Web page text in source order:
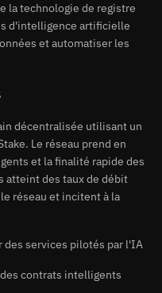
la technologie de registre
d'intelligence artificielle
et automatiser les
décentralisée utilisant un
Le réseau prend en
et la finalité rapide des
atteint des taux de débit
réseau et incitent à la
des services pilotés par l'IA
contrats intelligents